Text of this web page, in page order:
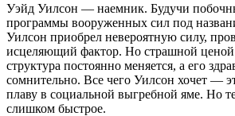
Уэйд Уилсон — наемник. Будучи
программы вооруженных сил под
Уилсон приобрел невероятную силу,
исцеляющий фактор. Но страшной ценой:
структура постоянно меняется, а его
сомнительно. Все чего Уилсон хочет —
плаву в социальной выгребной яме. Но
слишком быстрое.